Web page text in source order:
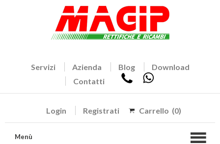
Servizi Azienda Blog
Download
Contatti
Login Registrati Carrello (0)
Menù